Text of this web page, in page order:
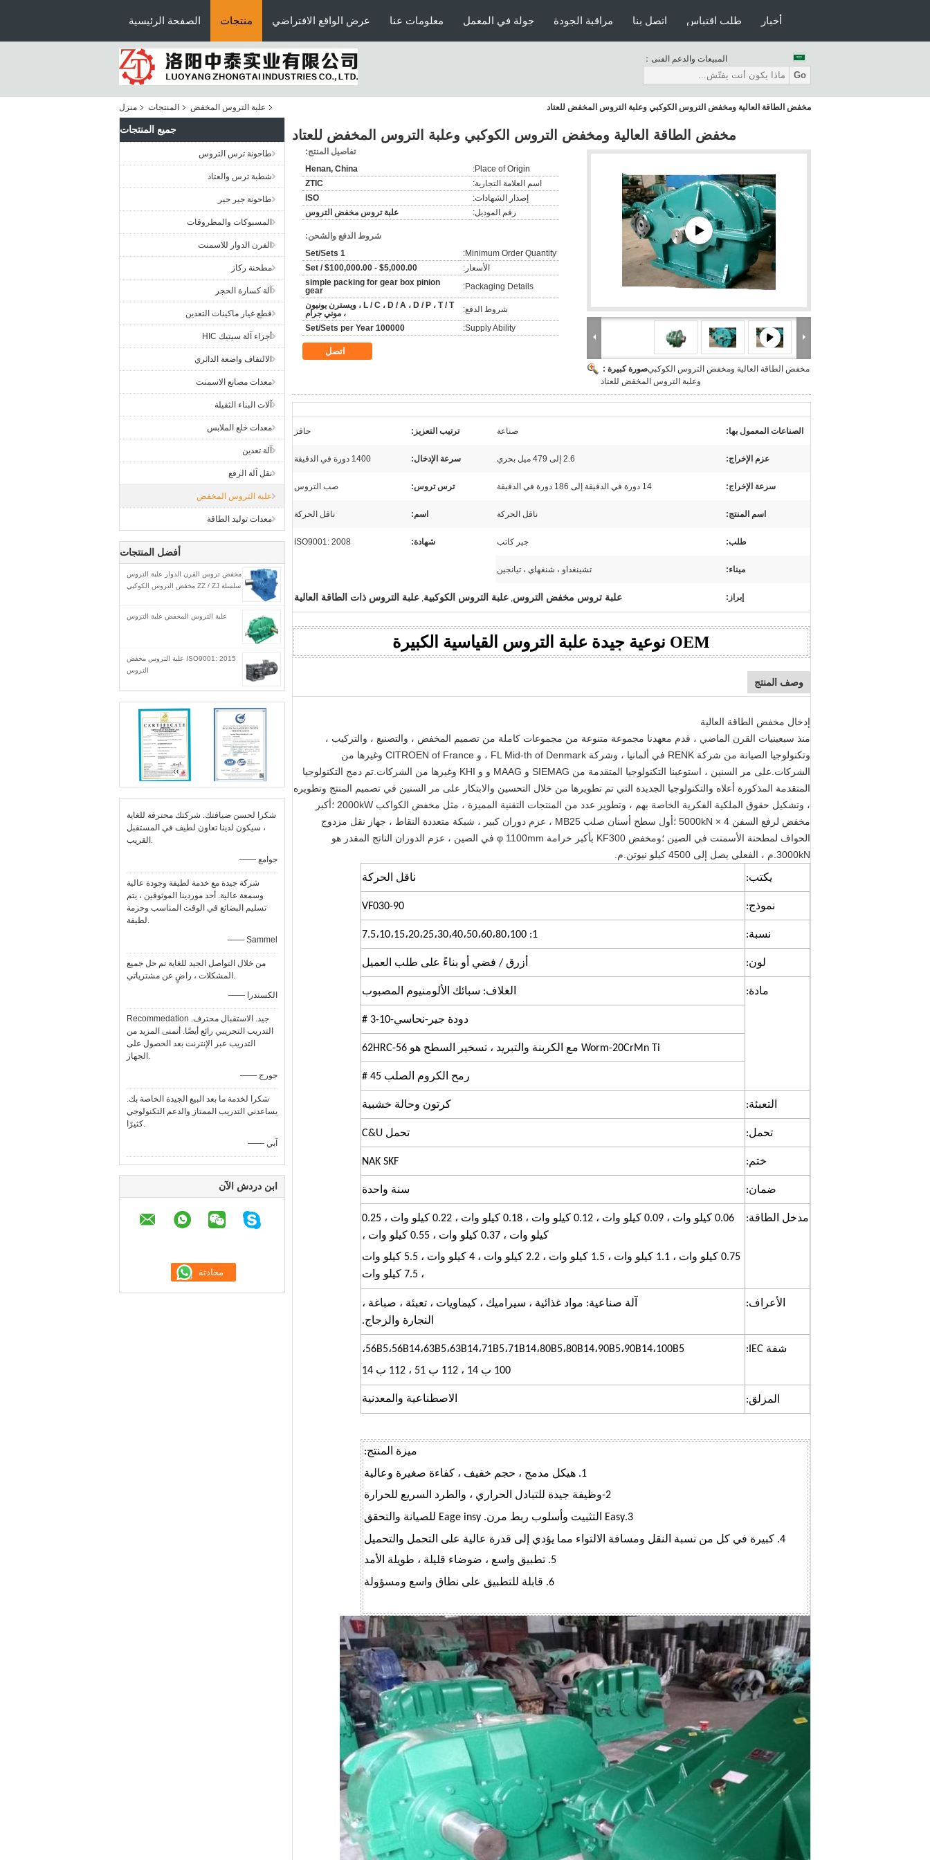
الصفحة الرئيسية منتجات عرض الواقع الافتراضي معلومات عنا جولة في المعمل مراقبة الجودة اتصل بنا طلب اقتباس أخبار
المبيعات والدعم الفنى：
Go
منزل المنتجات علبة التروس المخفض مخفض الطاقة العالية ومخفض التروس الكوكبي وعلبة التروس المخفض للعتاد
جميع المنتجات
طاحونة ترس التروس
شطبة ترس والعتاد
طاحونة جير جير
المسبوكات والمطروقات
الفرن الدوار للاسمنت
مطحنة ركاز
آلة كسارة الحجر
قطع غيار ماكينات التعدين
أجزاء آلة سيتيك HIC
الالتفاف واضعة الدائري
معدات مصانع الاسمنت
آلات البناء الثقيلة
معدات خلع الملابس
آلة تعدين
نقل آلة الرفع
علبة التروس المخفض
معدات توليد الطاقة
أفضل المنتجات
مخفض تروس الفرن الدوار علبة التروس
سلسلة ZZ / ZJ مخفض التروس الكوكبي
علبة التروس المخفض علبة التروس
ISO9001: 2015 علبة التروس مخفض
التروس
شكرا لحسن ضيافتك. شركتك محترفة للغاية
، سيكون لدينا تعاون لطيف في المستقبل
القريب.
—— جوامع
شركة جيدة مع خدمة لطيفة وجودة عالية
وسمعة عالية. أحد موردينا الموثوقين ، يتم
تسليم البضائع في الوقت المناسب وحزمة
لطيفة.
—— Sammel
من خلال التواصل الجيد للغاية تم حل جميع
المشكلات ، راضٍ عن مشترياتي.
—— الكسندرا
Recommedation جيد. الاستقبال محترف.
التدريب التجريبي رائع أيضًا. أتمنى المزيد من
التدريب عبر الإنترنت بعد الحصول على
الجهاز.
—— جورج
شكرا لخدمة ما بعد البيع الجيدة الخاصة بك.
يساعدني التدريب الممتاز والدعم التكنولوجي
كثيرًا.
—— آبي
ابن دردش الآن
مخفض الطاقة العالية ومخفض التروس الكوكبي وعلبة التروس المخفض للعتاد
صورة كبيرة :مخفض الطاقة العالية ومخفض التروس الكوكبي
وعلبة التروس المخفض للعتاد
تفاصيل المنتج:
Place of Origin:
Henan, China
اسم العلامة التجارية:
ZTIC
إصدار الشهادات:
ISO
رقم الموديل:
علبة تروس مخفض التروس
شروط الدفع والشحن:
Minimum Order Quantity:
1 Set/Sets
الأسعار:
$5,000.00 - $100,000.00 / Set
Packaging Details:
simple packing for gear box pinion
gear
شروط الدفع:
L / C ، D / A ، D / P ، T / T ، ويسترن يونيون
، موني جرام
Supply Ability:
100000 Set/Sets per Year
اتصل
الصناعات المعمول بها: صناعة ترتيب التعزيز: حافز
عزم الإخراج: 2.6 إلى 479 ميل بحري سرعة الإدخال: 1400 دورة في الدقيقة
سرعة الإخراج: 14 دورة في الدقيقة إلى 186 دورة في الدقيقة ترس تروس: صب التروس
اسم المنتج: ناقل الحركة اسم: ناقل الحركة
طلب: جير كاتب شهادة: ISO9001: 2008
ميناء: تشينغداو ، شنغهاي ، تيانجين
إبراز: علبة تروس مخفض التروس, علبة التروس الكوكبية, علبة التروس ذات الطاقة العالية
OEM نوعية جيدة علبة التروس القياسية الكبيرة
وصف المنتج
إدخال مخفض الطاقة العالية
منذ سبعينيات القرن الماضي ، قدم معهدنا مجموعة متنوعة من مجموعات كاملة من تصميم المخفض ، والتصنيع ، والتركيب ،
وتكنولوجيا الصيانة من شركة RENK في ألمانيا ، وشركة FL Mid-th of Denmark ، و CITROEN of France وغيرها من
الشركات.على مر السنين ، استوعبنا التكنولوجيا المتقدمة من SIEMAG و MAAG و و KHI وغيرها من الشركات.تم دمج التكنولوجيا
المتقدمة المذكورة أعلاه والتكنولوجيا الجديدة التي تم تطويرها من خلال التحسين والابتكار على مر السنين في تصميم المنتج وتطويره
، وتشكيل حقوق الملكية الفكرية الخاصة بهم ، وتطوير عدد من المنتجات التقنية المميزة ، مثل مخفض الكواكب 2000kW ؛أكبر
مخفض لرفع السفن 4 × 5000kN ؛أول سطح أسنان صلب MB25 ، عزم دوران كبير ، شبكة متعددة النقاط ، جهاز نقل مزدوج
الحواف لمطحنة الأسمنت في الصين ؛ومخفض KF300 بأكبر خرامة φ 1100mm في الصين ، عزم الدوران الناتج المقدر هو
3000kN.م ، الفعلي يصل إلى 4500 كيلو نيوتن.م.
يكتب: ناقل الحركة
نموذج: VF030-90
نسبة: 1: 7.5،10،15،20،25،30،40،50،60،80،100
لون: أزرق / فضي أو بناءً على طلب العميل
مادة: الغلاف: سبائك الألومنيوم المصبوب
دودة جير-نحاسي-10-3 #
Worm-20CrMn Ti مع الكربنة والتبريد ، تسخير السطح هو 56-62HRC
رمح الكروم الصلب 45 #
التعبئة: كرتون وحالة خشبية
تحمل: تحمل C&U
ختم: NAK SKF
ضمان: سنة واحدة
مدخل الطاقة:
0.06 كيلو وات ، 0.09 كيلو وات ، 0.12 كيلو وات ، 0.18 كيلو وات ، 0.22 كيلو وات ، 0.25
كيلو وات ، 0.37 كيلو وات ، 0.55 كيلو وات ،
0.75 كيلو وات ، 1.1 كيلو وات ، 1.5 كيلو وات ، 2.2 كيلو وات ، 4 كيلو وات ، 5.5 كيلو وات
، 7.5 كيلو وات
الأعراف:
آلة صناعية: مواد غذائية ، سيراميك ، كيماويات ، تعبئة ، صباغة ،
النجارة والزجاج.
شفة IEC:
56B5،56B14،63B5،63B14،71B5،71B14،80B5،80B14،90B5،90B14،100B5،
100 ب 14 ، 112 ب 51 ، 112 ب 14
المزلق: الاصطناعية والمعدنية
ميزة المنتج:
1. هيكل مدمج ، حجم خفيف ، كفاءة صغيرة وعالية
2-وظيفة جيدة للتبادل الحراري ، والطرد السريع للحرارة
3.Easy التثبيت وأسلوب ربط مرن. Eage insy للصيانة والتحقق
4. كبيرة في كل من نسبة النقل ومسافة الالتواء مما يؤدي إلى قدرة عالية على التحمل والتحميل
5. تطبيق واسع ، ضوضاء قليلة ، طويلة الأمد
6. قابلة للتطبيق على نطاق واسع ومسؤولة